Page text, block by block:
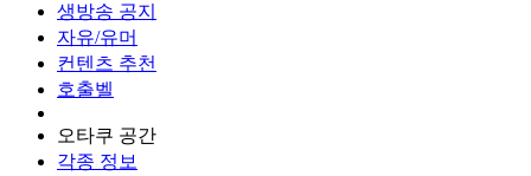
생방송 공지
자유/유머
컨텐츠 추천
호출벨
오타쿠 공간
각종 정보